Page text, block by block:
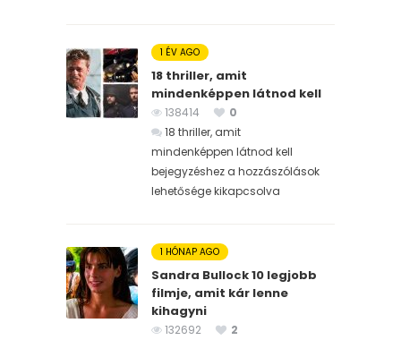
1 ÉV AGO
18 thriller, amit
mindenképpen látnod kell
138414
0
18 thriller, amit
mindenképpen látnod kell
bejegyzéshez a hozzászólások
lehetősége kikapcsolva
1 HÓNAP AGO
Sandra Bullock 10 legjobb
filmje, amit kár lenne
kihagyni
132692
2